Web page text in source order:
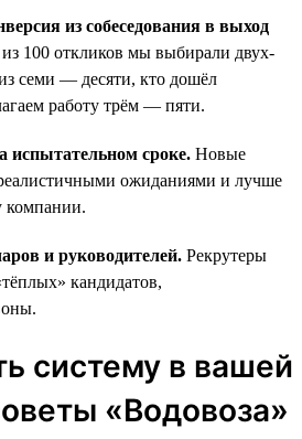
из собеседования в выход
100 откликов мы выбирали двух-
семи — десяти, кто дошёл
работу трём — пяти.
испытательном сроке. Новые
ожиданиями и лучше
компании.
и руководителей. Рекрутеры
кандидатов,
систему в вашей
«Водовоза»